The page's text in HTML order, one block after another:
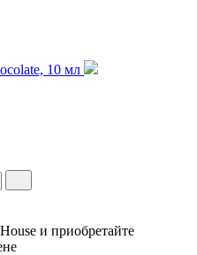
и приобретайте